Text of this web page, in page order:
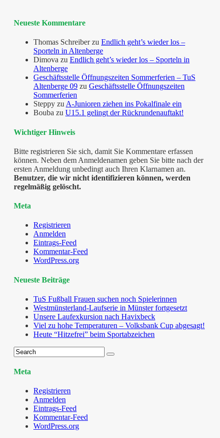
Neueste Kommentare
Thomas Schreiberzu Endlich geht’s wieder los –
Sporteln in Altenberge
Dimova zu Endlich geht’s wieder los – Sporteln in
Altenberge
Geschäftsstelle Öffnungszeiten Sommerferien – TuS
Altenberge 09 zu Geschäftsstelle Öffnungszeiten
Sommerferien
Steppy zu A-Junioren ziehen ins Pokalfinale ein
Bouba zu U15.1 gelingt der Rückrundenauftakt!
Wichtiger Hinweis
Bitte registrieren Sie sich, damit Sie Kommentare erfassen
können. Neben dem Anmeldenamen geben Sie bitte nach der
ersten Anmeldung unbedingt auch Ihren Klarnamen an.
Benutzer, die wir nicht identifizieren können, werden
regelmäßig gelöscht.
Meta
Registrieren
Anmelden
Eintrags-Feed
Kommentar-Feed
WordPress.org
Neueste Beiträge
TuS Fußball Frauen suchen noch Spielerinnen
Westmünsterland-Laufserie in Münster fortgesetzt
Unsere Laufexkursion nach Havixbeck
Viel zu hohe Temperaturen – Volksbank Cup abgesagt!
Heute “Hitzefrei” beim Sportabzeichen
Meta
Registrieren
Anmelden
Eintrags-Feed
Kommentar-Feed
WordPress.org